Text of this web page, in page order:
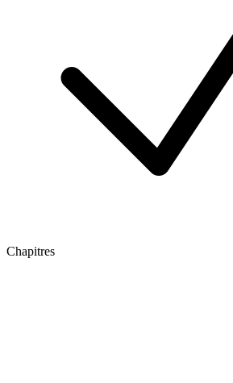
Chapitres